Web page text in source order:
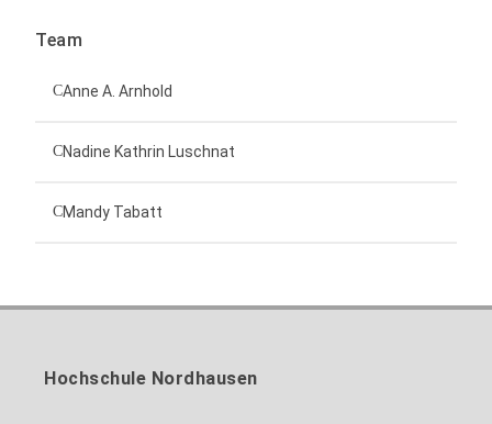
Team
Anne A. Arnhold
anne-ariane.arnhold@hs-nordhausen.de
Nadine Kathrin Luschnat
Gebäude 12 (Erdgeschoss)
Mandy Tabatt
mandy.tabatt@hs-nordhausen.de
Gebäude 11, Raum 11.0101
Hochschule Nordhausen